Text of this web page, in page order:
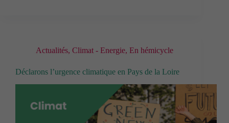
Actualités, Climat - Energie, En hémicycle
Déclarons l’urgence climatique en Pays de la Loire